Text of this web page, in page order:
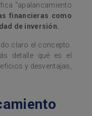
“apalancamiento
financieras como
de inversión.
claro el concepto.
detalle qué es el
y desventajas,